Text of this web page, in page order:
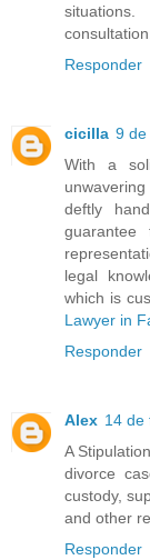
situations.
Responder
cicilla 9 de
With a
deftly
legal
which is
Lawyer in
Responder
Alex 14 de
A
divorce
custody,
and other
Responder